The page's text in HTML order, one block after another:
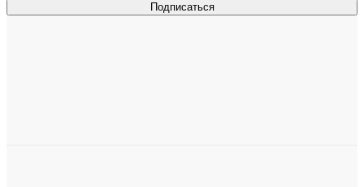
Подписаться